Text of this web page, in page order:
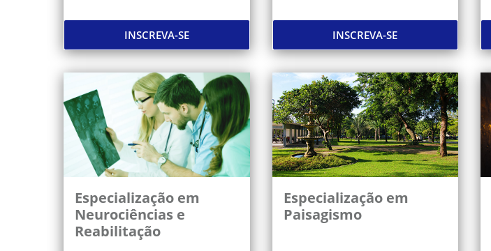
INSCREVA-SE INSCREVA-SE
Especialização em
Neurociências e
Reabilitação
Especialização em
Paisagismo